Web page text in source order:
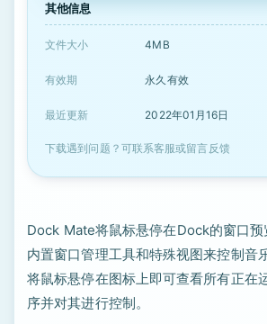
其他信息
文件大小 4MB
有效期 永久有效
最近更新 2022年01月16日
下载遇到问题？可联系客服或留言反馈
Dock Mate将鼠标悬停在Dock的窗口预
内置窗口管理工具和特殊视图来控制音
将鼠标悬停在图标上即可查看所有正在
序并对其进行控制。